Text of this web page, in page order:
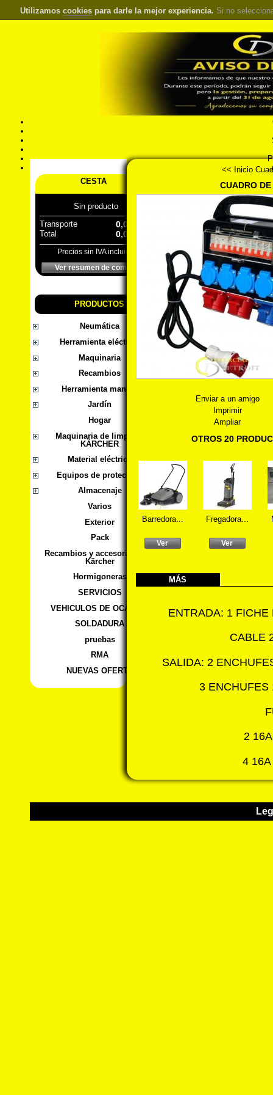
Utilizamos cookies para darle la mejor experiencia. Si no
CESTA
Sin producto
Transporte
0,00 €
Total 0,00 €
Precios sin IVA incluido
Ver resumen de compra
PRODUCTOS
Neumática
Herramienta eléctrica
Maquinaria
Recambios
Herramienta manual
Jardín
Hogar
Maquinaria de limpieza
KÄRCHER
Material eléctrico
Equipos de protección
Almacenaje
Varios
Exterior
Pack
Recambios y accesorios para
Kärcher
Hormigoneras
SERVICIOS
VEHICULOS DE OCASION
SOLDADURA
pruebas
RMA
NUEVAS OFERTA
<< Inicio
CUADRO
Enviar a un amigo
Imprimir
Ampliar
OTROS 20
Barredora...
Ver
Fregadora...
Ver
MÁS
ENTRADA: 1 FICHE
CABLE
SALIDA: 2
3 ENCHUFES
2
4